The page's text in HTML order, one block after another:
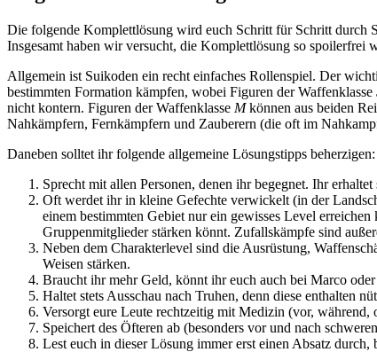
Die folgende Komplettlösung wird euch Schritt für Schritt durch
Insgesamt haben wir versucht, die Komplettlösung so spoilerfrei
Allgemein ist Suikoden ein recht einfaches Rollenspiel. Der
bestimmten Formation kämpfen, wobei Figuren der Waffenklasse
nicht kontern. Figuren der Waffenklasse Mkönnen aus beiden
Nahkämpfern, Fernkämpfern und Zauberern (die oft im
Daneben solltet ihr folgende allgemeine Lösungstipps beherzigen:
Sprecht mit allen Personen, denen ihr begegnet. Ihr
Oft werdet ihr in kleine Gefechte verwickelt (in der
einem bestimmten Gebiet nur ein gewisses Level
Gruppenmitglieder stärken könnt. Zufallskämpfe sind
Neben dem Charakterlevel sind die Ausrüstung,
Weisen stärken.
Braucht ihr mehr Geld, könnt ihr euch auch bei Marco
Haltet stets Ausschau nach Truhen, denn diese enthalten
Versorgt eure Leute rechtzeitig mit Medizin (vor, während,
Speichert des Öfteren ab (besonders vor und nach
Lest euch in dieser Lösung immer erst einen Absatz